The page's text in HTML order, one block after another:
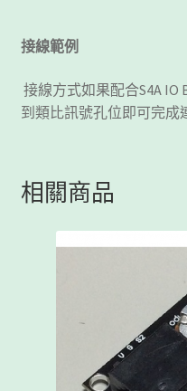
接線範例
接線方式如果配合S4A IO
到類比訊號孔位即可完成
相關商品